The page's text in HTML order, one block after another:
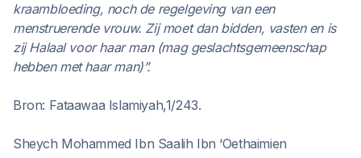
kraambloeding, noch de regelgeving van een
menstruerende vrouw. Zij moet dan bidden, vasten en is
zij Halaal voor haar man (mag geslachtsgemeenschap
hebben met haar man)”.
Bron: Fataawaa Islamiyah,1/243.
Sheych Mohammed Ibn Saalih Ibn ‘Oethaimien